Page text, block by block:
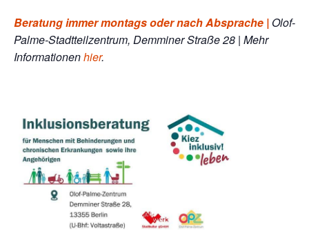
Beratung immer montags oder nach Absprache | Olof-
Palme-Stadtteilzentrum, Demminer Straße 28 | Mehr
Informationenhier.